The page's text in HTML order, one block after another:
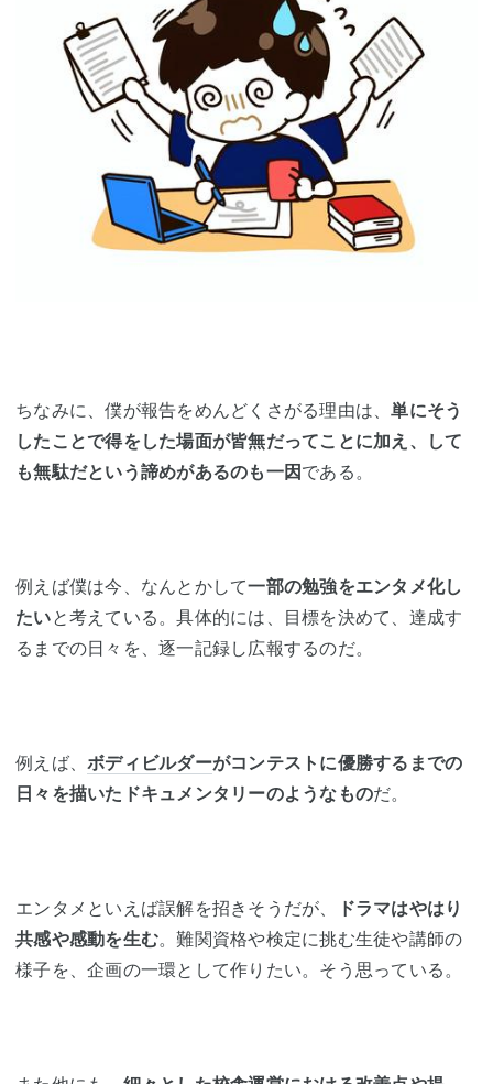
ちなみに、僕が報告をめんどくさがる理由は、単にそう
したことで得をした場面が皆無だってことに加え、して
も無駄だという諦めがあるのも一因 である。
例えば僕は今、なんとかして一部の勉強をエンタメ化し
たいと考えている。具体的には、目標を決めて、達成す
るまでの日々を、逐一記録し広報するのだ。
例えば、 ボディビルダーがコンテストに優勝するまでの
日々を描いたドキュメンタリーのようなものだ。
エンタメといえば誤解を招きそうだが、
ドラマはやはり
共感や感動を生む。難関資格や検定に挑む生徒や講師の
様子を、企画の一環として作りたい。そう思っている。